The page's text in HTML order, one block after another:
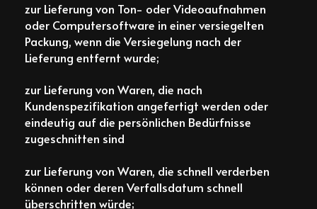
zur Lieferung von Ton- oder Videoaufnahmen
oder Computersoftware in einer versiegelten
Packung, wenn die Versiegelung nach der
Lieferung entfernt wurde;
zur Lieferung von Waren, die nach
Kundenspezifikation angefertigt werden oder
eindeutig auf die persönlichen Bedürfnisse
zugeschnitten sind
zur Lieferung von Waren, die schnell verderben
können oder deren Verfallsdatum schnell
überschritten würde;